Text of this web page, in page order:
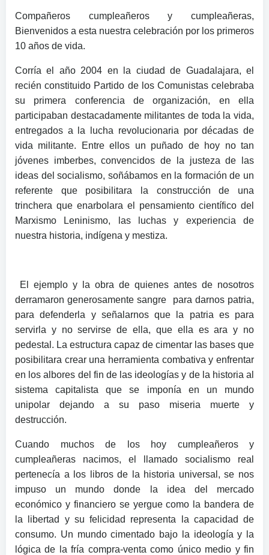
Compañeros cumpleañeros y cumpleañeras,
Bienvenidos a esta nuestra celebración por los primeros
10 años de vida.
Corría el año 2004 en la ciudad de Guadalajara, el
recién constituido Partido de los Comunistas celebraba
su primera conferencia de organización, en ella
participaban destacadamente militantes de toda la vida,
entregados a la lucha revolucionaria por décadas de
vida militante. Entre ellos un puñado de hoy no tan
jóvenes imberbes, convencidos de la justeza de las
ideas del socialismo, soñábamos en la formación de un
referente que posibilitara la construcción de una
trinchera que enarbolara el pensamiento científico del
Marxismo Leninismo, las luchas y experiencia de
nuestra historia, indígena y mestiza.
El ejemplo y la obra de quienes antes de nosotros
derramaron generosamente sangre para darnos patria,
para defenderla y señalarnos que la patria es para
servirla y no servirse de ella, que ella es ara y no
pedestal. La estructura capaz de cimentar las bases que
posibilitara crear una herramienta combativa y enfrentar
en los albores del fin de las ideologías y de la historia al
sistema capitalista que se imponía en un mundo
unipolar dejando a su paso miseria muerte y
destrucción.
Cuando muchos de los hoy cumpleañeros y
cumpleañeras nacimos, el llamado socialismo real
pertenecía a los libros de la historia universal, se nos
impuso un mundo donde la idea del mercado
económico y financiero se yergue como la bandera de
la libertad y su felicidad representa la capacidad de
consumo. Un mundo cimentado bajo la ideología y la
lógica de la fría compra-venta como único medio y fin